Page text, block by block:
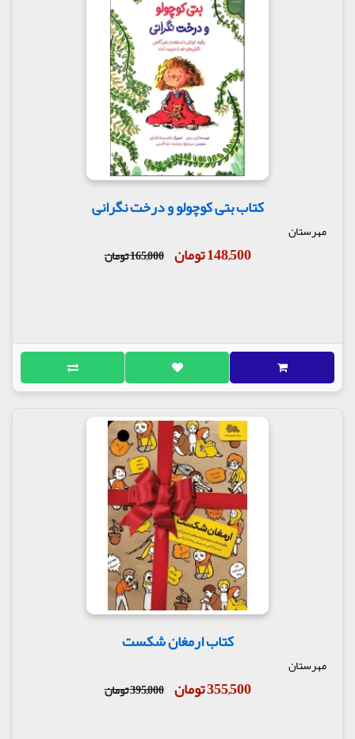
کتاب بتی کوچولو و درخت نگرانی
مهرستان
148,500 تومان 165,000 تومان
کتاب ارمغان شکست
مهرستان
355,500 تومان 395,000 تومان